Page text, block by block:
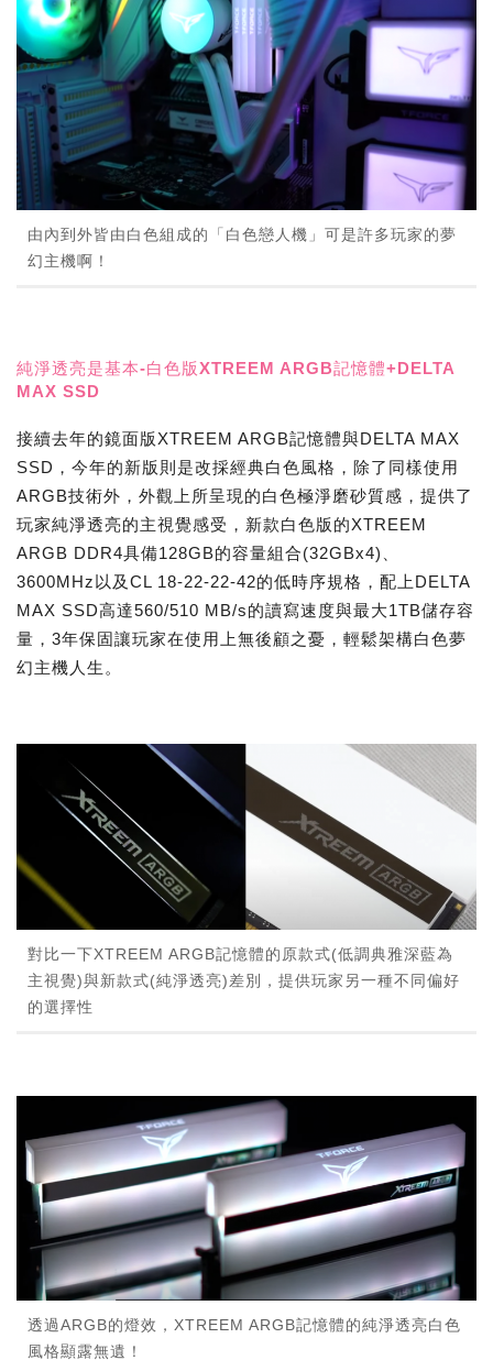
由內到外皆由白色組成的「白色戀人機」可是許多玩家的夢
幻主機啊！
純淨透亮是基本-白色版XTREEM ARGB記憶體+DELTA
MAX SSD
接續去年的鏡面版XTREEM ARGB記憶體與DELTA MAX
SSD，今年的新版則是改採經典白色風格，除了同樣使用
ARGB技術外，外觀上所呈現的白色極淨磨砂質感，提供了
玩家純淨透亮的主視覺感受，新款白色版的XTREEM
ARGB DDR4具備128GB的容量組合(32GBx4)、
3600MHz以及CL 18-22-22-42的低時序規格，配上DELTA
MAX SSD高達560/510 MB/s的讀寫速度與最大1TB儲存容
量，3年保固讓玩家在使用上無後顧之憂，輕鬆架構白色夢
幻主機人生。
對比一下XTREEM ARGB記憶體的原款式(低調典雅深藍為
主視覺)與新款式(純淨透亮)差別，提供玩家另一種不同偏好
的選擇性
透過ARGB的燈效，XTREEM ARGB記憶體的純淨透亮白色
風格顯露無遺！